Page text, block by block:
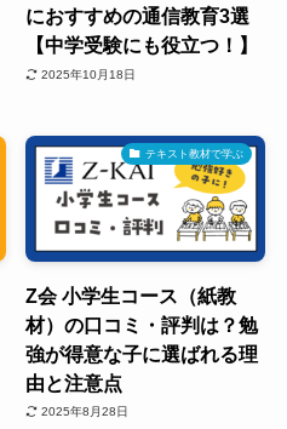
におすすめの通信教育3選
【中学受験にも役立つ！】
2025年10月18日
テキスト教材で学ぶ
Z会 小学生コース（紙教
材）の口コミ・評判は？勉
強が得意な子に選ばれる理
由と注意点
2025年8月28日